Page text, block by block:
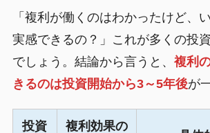
「複利が働くのはわかったけど、
実感できるの？」これが多くの投
でしょう。結論から言うと、 複利
きるのは投資開始から3～5年後が
投資
複利効果の